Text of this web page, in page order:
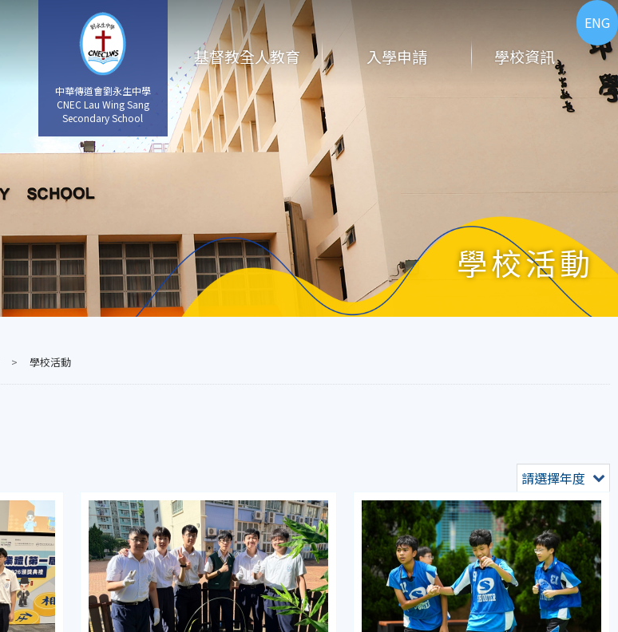
中華傳道會劉永生中學
CNEC Lau Wing Sang
Secondary School
ENG
基督教全人教育 入學申請 學校資訊
學校活動
> 學校活動
請選擇年度